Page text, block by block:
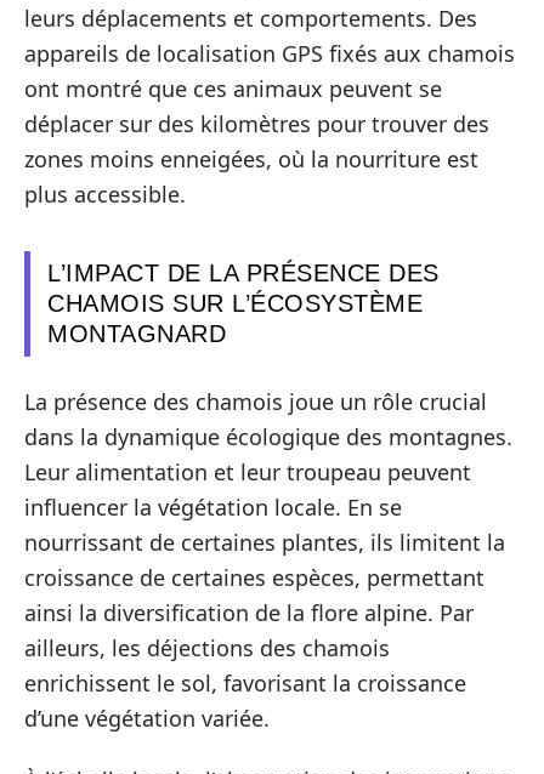
leurs déplacements et comportements. Des
appareils de localisation GPS fixés aux chamois
ont montré que ces animaux peuvent se
déplacer sur des kilomètres pour trouver des
zones moins enneigées, où la nourriture est
plus accessible.
L’IMPACT DE LA PRÉSENCE DES
CHAMOIS SUR L’ÉCOSYSTÈME
MONTAGNARD
La présence des chamois joue un rôle crucial
dans la dynamique écologique des montagnes.
Leur alimentation et leur troupeau peuvent
influencer la végétation locale. En se
nourrissant de certaines plantes, ils limitent la
croissance de certaines espèces, permettant
ainsi la diversification de la flore alpine. Par
ailleurs, les déjections des chamois
enrichissent le sol, favorisant la croissance
d’une végétation variée.